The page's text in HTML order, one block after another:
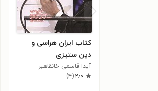
کتاب ایران هراسی و
دین ستیزی
آیدا قاسمی خانقاهبر
۲٫۰(۴)